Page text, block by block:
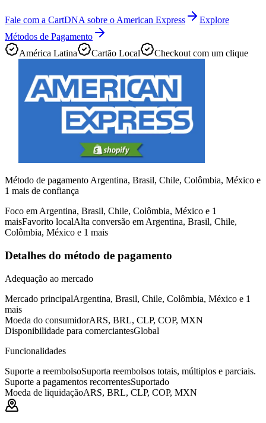
Fale com a CartDNA sobre o American Express
Explore
Métodos de Pagamento
América Latina
Cartão Local Checkout com um clique
Método de pagamento Argentina, Brasil, Chile, Colômbia, México e
1 mais de confiança
Foco em Argentina, Brasil, Chile, Colômbia, México e 1
maisFavorito localAlta conversão em Argentina, Brasil, Chile,
Colômbia, México e 1 mais
Detalhes do método de pagamento
Adequação ao mercado
Mercado principalArgentina, Brasil, Chile, Colômbia, México e 1
mais
Moeda do consumidorARS, BRL, CLP, COP, MXN
Disponibilidade para comerciantesGlobal
Funcionalidades
Suporte a reembolsoSuporta reembolsos totais, múltiplos e parciais.
Suporte a pagamentos recorrentesSuportado
Moeda de liquidaçãoARS, BRL, CLP, COP, MXN